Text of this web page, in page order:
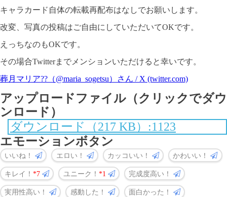
キャラカード自体の転載再配布はなしでお願いします。
改変、写真の投稿はご自由にしていただいてOKです。
えっちなのもOKです。
その場合Twitterまでメンションいただけると幸いです。
葬月マリア??（@maria_sogetsu）さん / X (twitter.com)
アップロードファイル（クリックでダウ
ンロード）
ダウンロード（217 KB）:1123
エモーションボタン
いいね！ エロい！ カッコいい！ かわいい！
キレイ！ 7 ユニーク！ 1 完成度高い！
実用性高い！ 感動した！ 面白かった！